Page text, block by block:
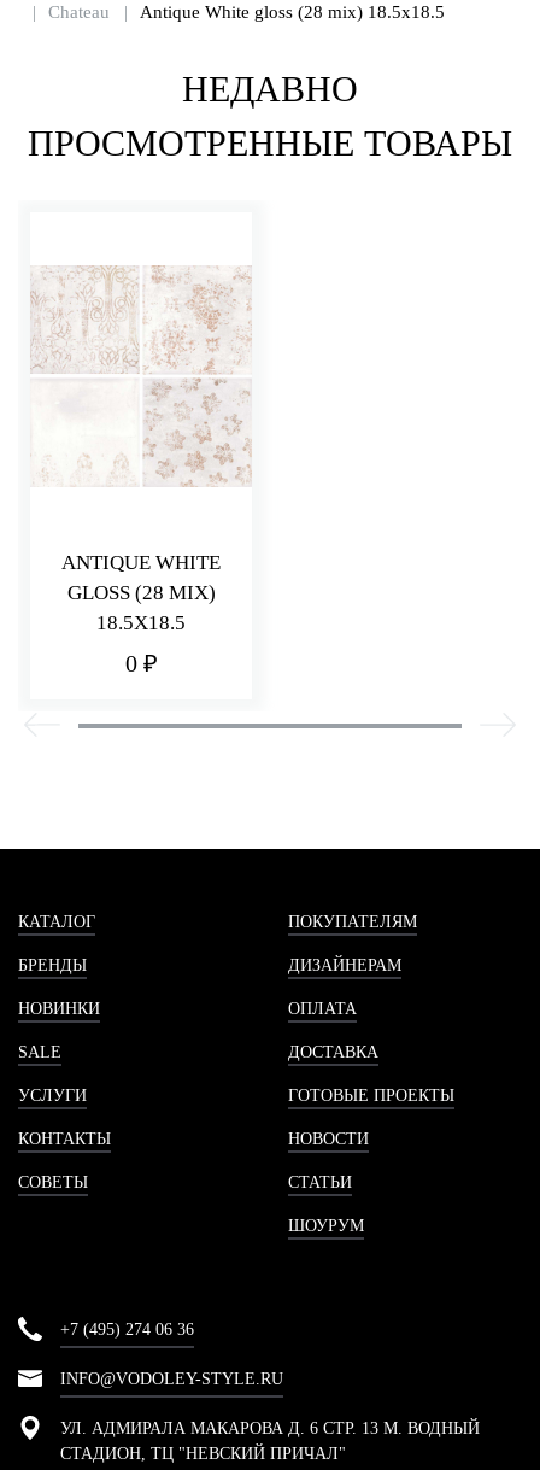
Chateau
Antique White gloss (28 mix) 18.5x18.5
НЕДАВНО
ПРОСМОТРЕННЫЕ ТОВАРЫ
ANTIQUE WHITE
GLOSS (28 MIX)
18.5X18.5
0 ₽
КАТАЛОГ
БРЕНДЫ
НОВИНКИ
SALE
УСЛУГИ
КОНТАКТЫ
СОВЕТЫ
ПОКУПАТЕЛЯМ
ДИЗАЙНЕРАМ
ОПЛАТА
ДОСТАВКА
ГОТОВЫЕ ПРОЕКТЫ
НОВОСТИ
СТАТЬИ
ШОУРУМ
+7 (495) 274 06 36
INFO@VODOLEY-STYLE.RU
УЛ. АДМИРАЛА МАКАРОВА Д. 6 СТР. 13 М. ВОДНЫЙ
СТАДИОН, ТЦ "НЕВСКИЙ ПРИЧАЛ"